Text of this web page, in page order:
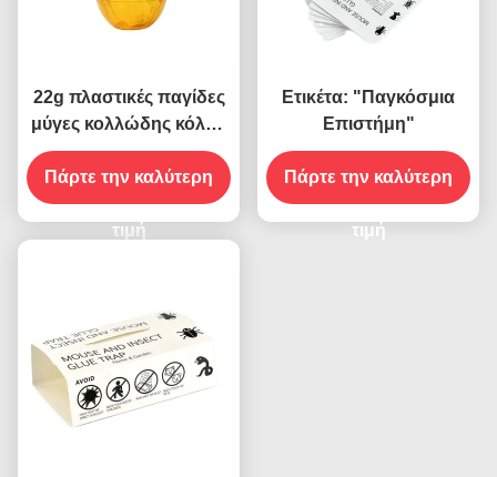
22g πλαστικές παγίδες
μύγες κολλώδης κόλλα
για εσωτερική ασφαλή
και μη τοξική
καταπολέμηση των
παρασίτων
Πάρτε την καλύτερη
τιμή
Ετικέτα: "Παγκόσμια
Επιστήμη"
Πάρτε την καλύτερη
τιμή